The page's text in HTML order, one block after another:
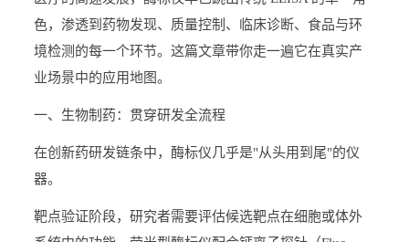
色，渗透到药物发现、质量控制、临床诊断、食品与环
境检测的每一个环节。这篇文章带你走一遍它在真实产
业场景中的应用地图。
一、生物制药：贯穿研发全流程
在创新药研发链条中，酶标仪几乎是"从头用到尾"的仪
器。
靶点验证阶段，研究者需要评估候选靶点在细胞或体外